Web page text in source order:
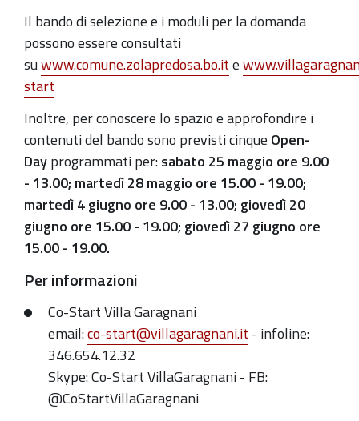
Il bando di selezione e i moduli per la domanda
possono essere consultati
suwww.comune.zolapredosa.bo.ite
start
Inoltre, per conoscere lo spazio e approfondire i
contenuti del bando sono previsti cinque Open-
Dayprogrammati per:sabato 25 maggio ore 9.00
- 13.00; martedì 28 maggio ore 15.00 - 19.00;
martedì 4 giugno ore 9.00 - 13.00; giovedì 20
giugno ore 15.00 - 19.00; giovedì 27 giugno ore
15.00 - 19.00.
Per informazioni
Co-Start Villa Garagnani
email:co-start@villagaragnani.it - infoline:
346.654.12.32
Skype: Co-Start VillaGaragnani - FB:
@CoStartVillaGaragnani